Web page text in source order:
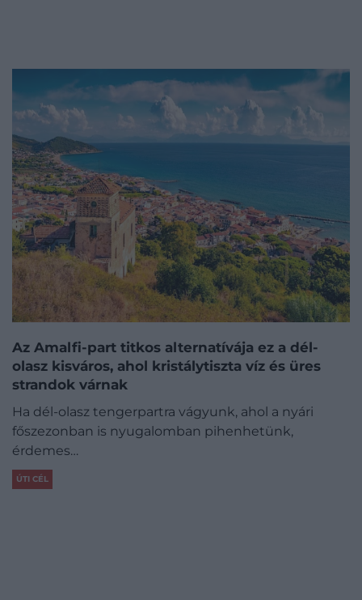
Az Amalfi-part titkos alternatívája ez a dél-
olasz kisváros, ahol kristálytiszta víz és üres
strandok várnak
Ha dél-olasz tengerpartra vágyunk, ahol a nyári
főszezonban is nyugalomban pihenhetünk,
érdemes…
ÚTI CÉL